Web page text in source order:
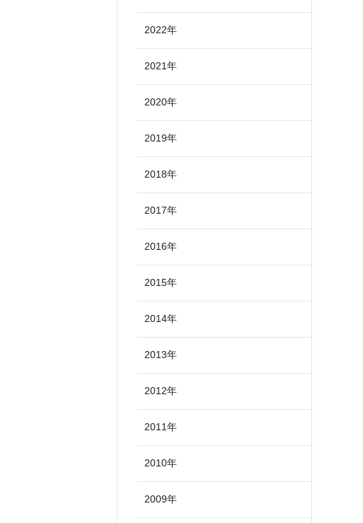
2022年
2021年
2020年
2019年
2018年
2017年
2016年
2015年
2014年
2013年
2012年
2011年
2010年
2009年